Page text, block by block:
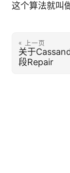
这个算法就叫
« 上一页
关于
段Repair